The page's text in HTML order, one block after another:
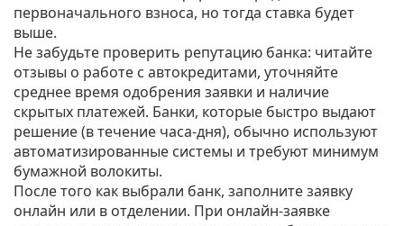
первоначального взноса, но тогда ставка будет
выше.
Не забудьте проверить репутацию банка: читайте
отзывы о работе с автокредитами, уточняйте
среднее время одобрения заявки и наличие
скрытых платежей. Банки, которые быстро выдают
решение (в течение часа‑дня), обычно используют
автоматизированные системы и требуют минимум
бумажной волокиты.
После того как выбрали банк, заполните заявку
онлайн или в отделении. При онлайн‑заявке